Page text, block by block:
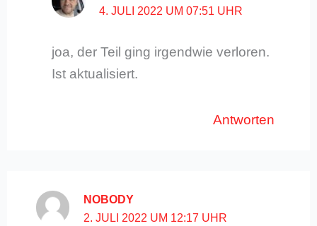
4. JULI 2022 UM 07:51 UHR
joa, der Teil ging irgendwie verloren.
Ist aktualisiert.
Antworten
NOBODY
2. JULI 2022 UM 12:17 UHR